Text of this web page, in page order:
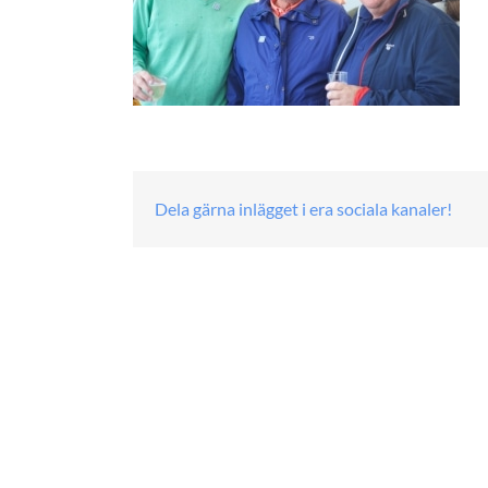
Dela gärna inlägget i era sociala kanaler!